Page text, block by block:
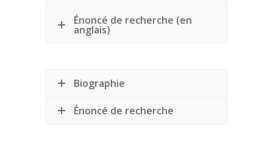
Énoncé de recherche (en
anglais)
Biographie
Énoncé de recherche